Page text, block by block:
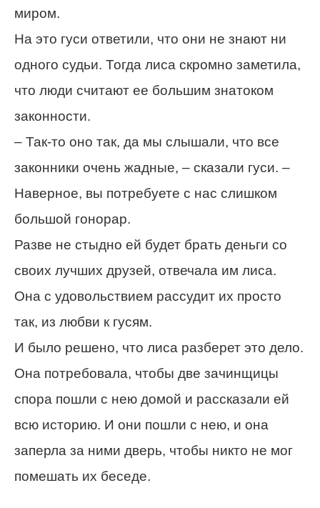
миром.
На это гуси ответили, что они не знают ни
одного судьи. Тогда лиса скромно заметила,
что люди считают ее большим знатоком
законности.
– Так-то оно так, да мы слышали, что все
законники очень жадные, – сказали гуси. –
Наверное, вы потребуете с нас слишком
большой гонорар.
Разве не стыдно ей будет брать деньги со
своих лучших друзей, отвечала им лиса.
Она с удовольствием рассудит их просто
так, из любви к гусям.
И было решено, что лиса разберет это дело.
Она потребовала, чтобы две зачинщицы
спора пошли с нею домой и рассказали ей
всю историю. И они пошли с нею, и она
заперла за ними дверь, чтобы никто не мог
помешать их беседе.